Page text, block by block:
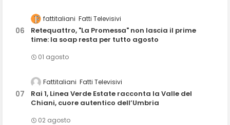
fattitaliani Fatti Televisivi
Retequattro, "La Promessa" non lascia il prime
time: la soap resta per tutto agosto
01 agosto
Fattitaliani Fatti Televisivi
Rai 1, Linea Verde Estate racconta la Valle del
Chiani, cuore autentico dell’Umbria
02 agosto